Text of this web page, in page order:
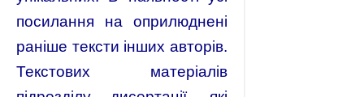
посилання на оприлюднені
раніше тексти інших авторів.
Текстових матеріалів